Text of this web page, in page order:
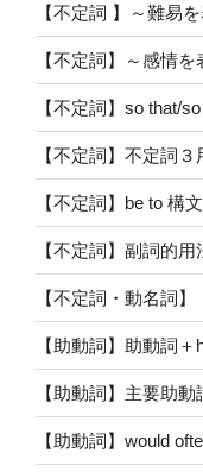
【不定詞 】～難易
【不定詞】～感情
【不定詞】so that/
【不定詞】不定詞３
【不定詞】be to 構文
【不定詞】副詞的用
【不定詞・動名詞】
【助動詞】助動詞＋
【助動詞】主要助動
【助動詞】would